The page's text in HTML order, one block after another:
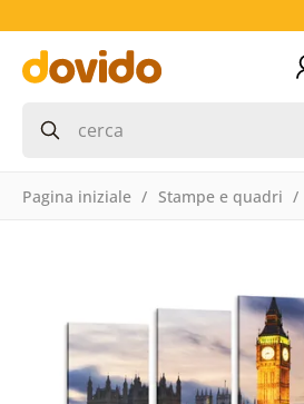
Pagina iniziale Stampe e quadri